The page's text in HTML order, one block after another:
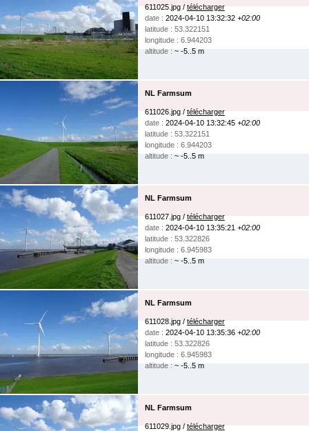
611025.jpg / télécharger
date : 2024-04-10 13:32:32 +02:00
latitude : 53.322151
longitude : 6.944203
altitude :~ -5..5 m
NL Farmsum
611026.jpg / télécharger
date : 2024-04-10 13:32:45 +02:00
latitude : 53.322151
longitude : 6.944203
altitude :~ -5..5 m
NL Farmsum
611027.jpg / télécharger
date : 2024-04-10 13:35:21 +02:00
latitude : 53.322826
longitude : 6.945983
altitude :~ -5..5 m
NL Farmsum
611028.jpg / télécharger
date : 2024-04-10 13:35:36 +02:00
latitude : 53.322826
longitude : 6.945983
altitude :~ -5..5 m
NL Farmsum
611029.jpg / télécharger